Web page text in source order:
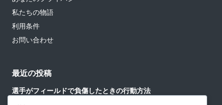
私たちの物語
利用条件
お問い合わせ
最近の投稿
選手がフィールドで負傷したときの行動方法